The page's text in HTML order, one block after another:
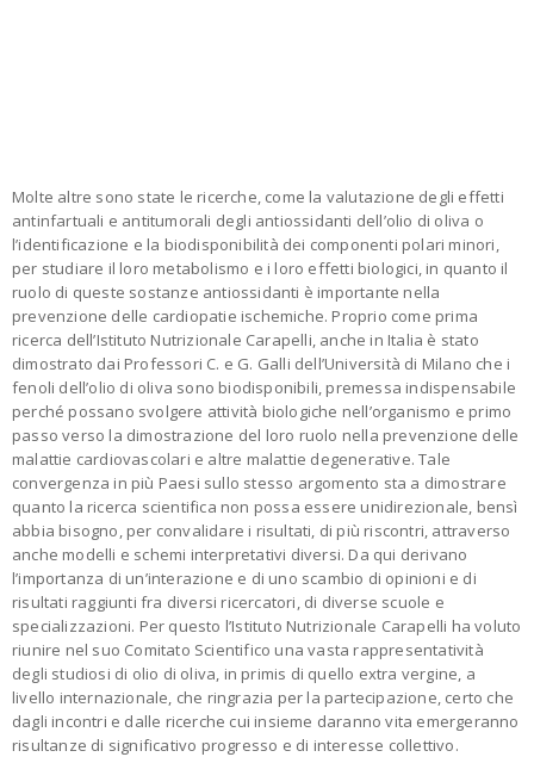
Molte altre sono state le ricerche, come la valutazione degli effetti
antinfartuali e antitumorali degli antiossidanti dell’olio di oliva o
l’identificazione e la biodisponibilità dei componenti polari minori,
per studiare il loro metabolismo e i loro effetti biologici, in quanto il
ruolo di queste sostanze antiossidanti è importante nella
prevenzione delle cardiopatie ischemiche. Proprio come prima
ricerca dell’Istituto Nutrizionale Carapelli, anche in Italia è stato
dimostrato dai Professori C. e G. Galli dell’Università di Milano che i
fenoli dell’olio di oliva sono biodisponibili, premessa indispensabile
perché possano svolgere attività biologiche nell’organismo e primo
passo verso la dimostrazione del loro ruolo nella prevenzione delle
malattie cardiovascolari e altre malattie degenerative. Tale
convergenza in più Paesi sullo stesso argomento sta a dimostrare
quanto la ricerca scientifica non possa essere unidirezionale, bensì
abbia bisogno, per convalidare i risultati, di più riscontri, attraverso
anche modelli e schemi interpretativi diversi. Da qui derivano
l’importanza di un’interazione e di uno scambio di opinioni e di
risultati raggiunti fra diversi ricercatori, di diverse scuole e
specializzazioni. Per questo l’Istituto Nutrizionale Carapelli ha voluto
riunire nel suo Comitato Scientifico una vasta rappresentatività
degli studiosi di olio di oliva, in primis di quello extra vergine, a
livello internazionale, che ringrazia per la partecipazione, certo che
dagli incontri e dalle ricerche cui insieme daranno vita emergeranno
risultanze di significativo progresso e di interesse collettivo.